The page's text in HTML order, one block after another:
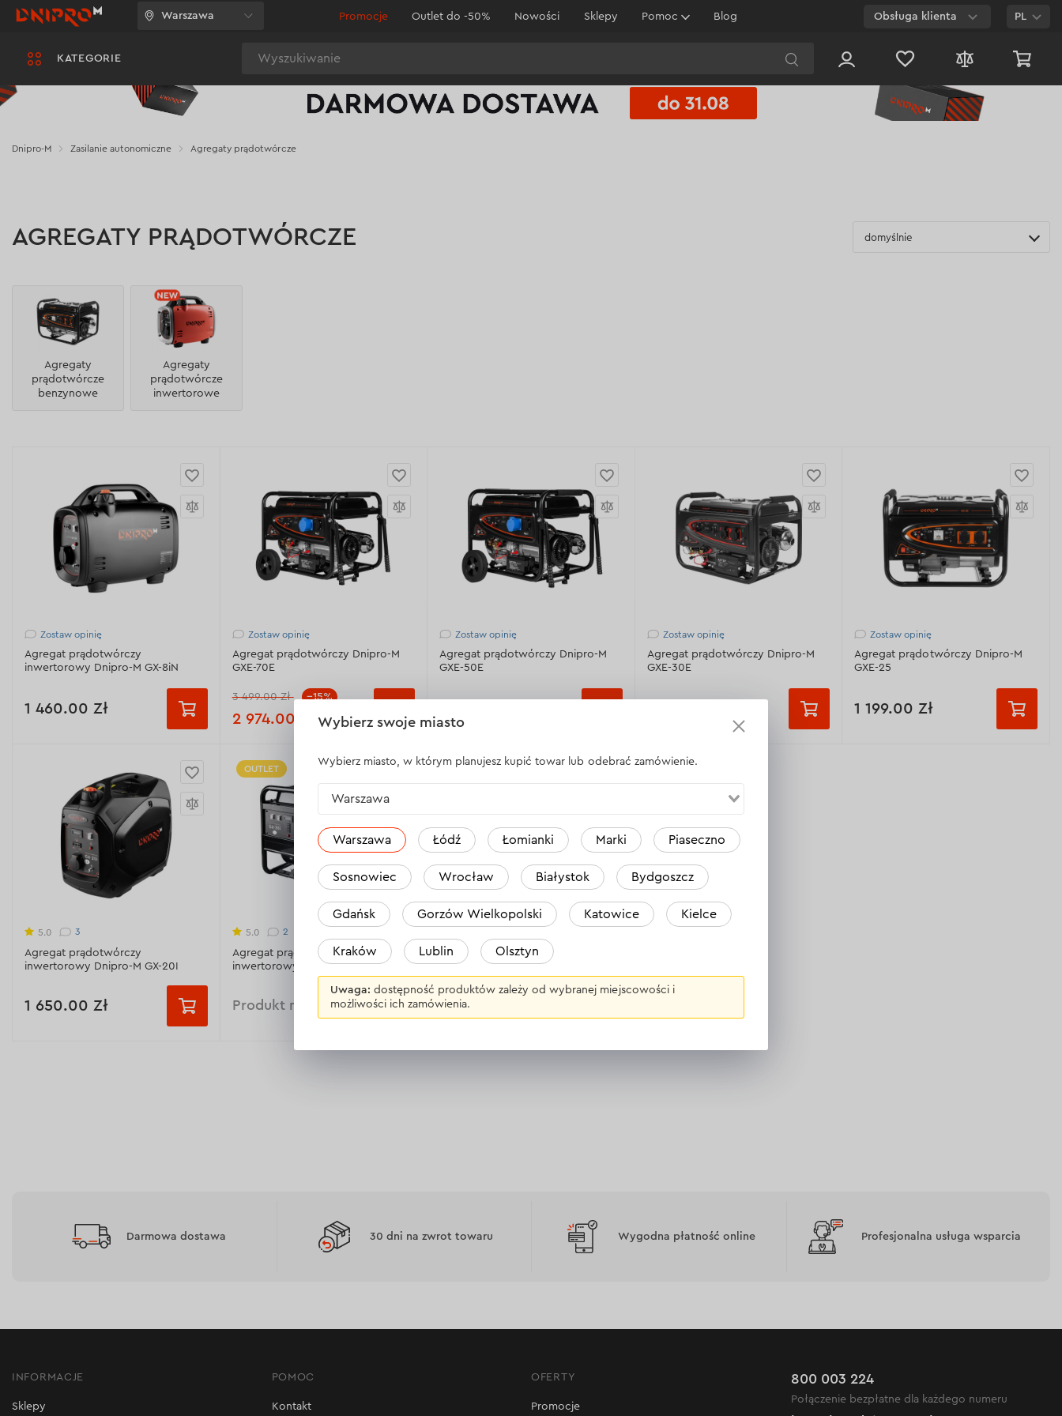
KATEGORIE
Warszawa Promocje Outlet do -50% Nowości Sklepy Pomoc Blog Obsługa klienta
Czat na
stronie
PL
Dnipro-M Zasilanie autonomiczne Agregaty prądotwórcze
AGREGATY PRĄDOTWÓRCZE domyślnie
Agregaty
prądotwórcze
benzynowe
Agregaty
prądotwórcze
inwertorowe
Zostaw opinię
Agregat prądotwórczy
inwertorowy Dnipro-M GX-8iN
1 460.00 Zł
Moc znamionowa: 700 W
Maksymalna moc: 800 W
Typ rozruchu: ręczny
Wyświetl dane techniczne >
Zostaw opinię
Agregat prądotwórczy Dnipro-M
GXE-70E
2 974.00 Zł
3 499.00 Zł --15%
7 kW
Maksymalne zużycie paliwa: 2,4 l/h
Typ rozruchu:
elektryczny/ręczny
Rozmiar: 815x525x545 mm
Wyświetl dane techniczne >
Zostaw opinię
Agregat prądotwórczy Dnipro-M
GXE-50E
Moc znamionowa:
Maksymalne zużycie paliwa: 1,8 l/h
Rozmiar: 815x530x560 mm
Wyświetl dane techniczne >
Zostaw opinię
Agregat prądotwórczy Dnipro-M
GXE-30E
Moc znamionowa:
Maksymalne zużycie paliwa:
Rozmiar: 605х445х455 mm
Wyświetl dane techniczne >
Zostaw opinię
Agregat prądotwórczy Dnipro-M
GXE-25
1 199.00 Zł
5.0 3
Agregat prądotwórczy
inwertorowy Dnipro-M GX-20I
1 650.00 Zł
5.0 2
Agregat prądotwórczy
inwertorowy Dnipro-M GX-30I
Produkt niedostępny
Maksymalna moc: 3300 W
OUTLET
Darmowa dostawa 30 dni na zwrot towaru Wygodna płatność online Profesjonalna usługa wsparcia
INFORMACJE
Sklepy
POMOC
Kontakt
OFERTY
Promocje
800 003 224
Połączenie bezpłatne dla każdego numeru
Wybierz swoje miasto
Wybierz miasto, w którym planujesz kupić towar lub odebrać zamówienie.
Warszawa
Warszawa Łódź Łomianki Marki Piaseczno
Sosnowiec Wrocław Białystok Bydgoszcz
Gdańsk Gorzów Wielkopolski Katowice Kielce
Kraków Lublin Olsztyn
Uwaga: dostępność produktów zależy od wybranej miejscowości i
możliwości ich zamówienia.